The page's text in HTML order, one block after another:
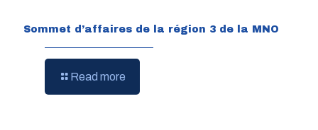
Sommet d’affaires de la région 3 de la MNO
Read more